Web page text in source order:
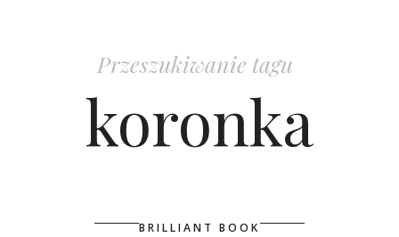
KSIĄŻKI BRIDELLE
Przeszukiwanie tagu
koronka
BRILLIANT BOOK